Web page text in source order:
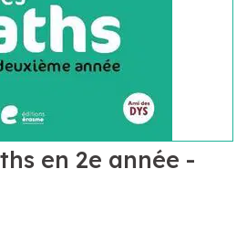
en 2e année -